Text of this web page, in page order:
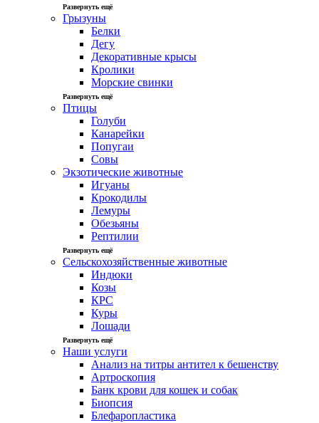
Развернуть ещё
Грызуны
Белки
Дегу
Декоративные крысы
Кролики
Морские свинки
Развернуть ещё
Птицы
Голуби
Канарейки
Попугаи
Совы
Экзотические животные
Игуаны
Крокодилы
Лемуры
Обезьяны
Рептилии
Развернуть ещё
Сельскохозяйственные животные
Индюки
Козы
КРС
Куры
Лошади
Развернуть ещё
Наши услуги
Анализ на титры антител к бешенству
Артроскопия
Банк крови для кошек и собак
Биопсия
Блефаропластика